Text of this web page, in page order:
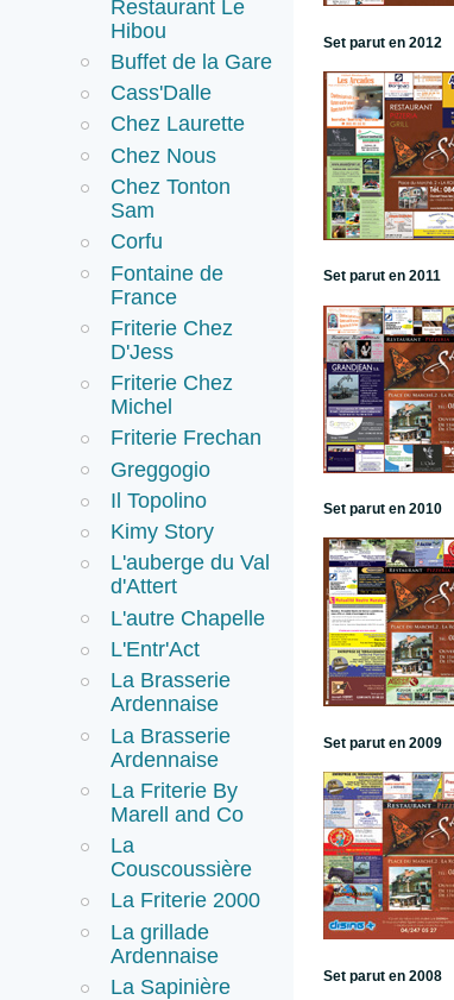
Restaurant Le
Hibou
Buffet de la Gare
Cass'Dalle
Chez Laurette
Chez Nous
Chez Tonton
Sam
Corfu
Fontaine de
France
Friterie Chez
D'Jess
Friterie Chez
Michel
Friterie Frechan
Greggogio
Il Topolino
Kimy Story
L'auberge du Val
d'Attert
L'autre Chapelle
L'Entr'Act
La Brasserie
Ardennaise
La Brasserie
Ardennaise
La Friterie By
Marell and Co
La
Couscoussière
La Friterie 2000
La grillade
Ardennaise
La Sapinière
Set parut en 2012
Set parut en 2011
Set parut en 2010
Set parut en 2009
Set parut en 2008